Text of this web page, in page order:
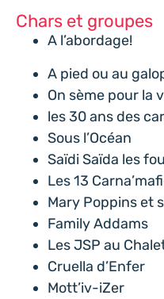
Chars et groupes
A l’abordage!
A pied ou au
On sème pour la
les 30 ans des
Sous l’Océan
Saïdi Saïda les
Les 13
Mary Poppins et
Family Addams
Les JSP au
Cruella d’Enfer
Mott’iv-iZer